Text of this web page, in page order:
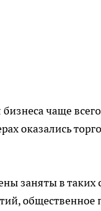
чаще
оказались
заняты в таких